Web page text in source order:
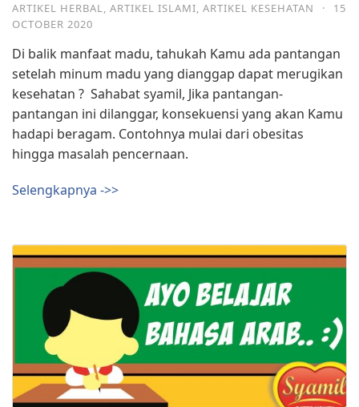
ARTIKEL HERBAL, ARTIKEL ISLAMI, ARTIKEL KESEHATAN ·
15
OCTOBER 2020
Di balik manfaat madu, tahukah Kamu ada pantangan
setelah minum madu yang dianggap dapat merugikan
kesehatan ?⁣ ⁣ Sahabat syamil, Jika pantangan-
pantangan ini dilanggar, konsekuensi yang akan Kamu
hadapi beragam. Contohnya mulai dari obesitas
hingga masalah pencernaan.⁣
Selengkapnya ->>